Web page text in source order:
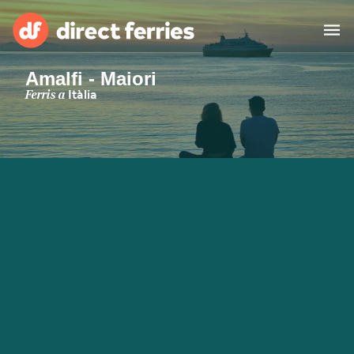
Països
Bitllets de Ferry
Amalfi - Maiori
Ferris aItàlia